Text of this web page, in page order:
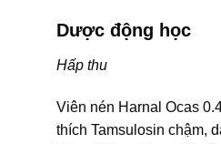
Dược động học
Hấp thu
Viên nén Harnal Ocas
thích Tamsulosin chậm,